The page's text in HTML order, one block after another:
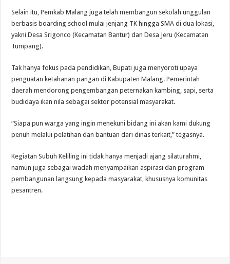
Selain itu, Pemkab Malang juga telah membangun sekolah unggulan
berbasis boarding school mulai jenjang TK hingga SMA di dua lokasi,
yakni Desa Srigonco (Kecamatan Bantur) dan Desa Jeru (Kecamatan
Tumpang).
Tak hanya fokus pada pendidikan, Bupati juga menyoroti upaya
penguatan ketahanan pangan di Kabupaten Malang. Pemerintah
daerah mendorong pengembangan peternakan kambing, sapi, serta
budidaya ikan nila sebagai sektor potensial masyarakat.
“Siapa pun warga yang ingin menekuni bidang ini akan kami dukung
penuh melalui pelatihan dan bantuan dari dinas terkait,” tegasnya.
Kegiatan Subuh Keliling ini tidak hanya menjadi ajang silaturahmi,
namun juga sebagai wadah menyampaikan aspirasi dan program
pembangunan langsung kepada masyarakat, khususnya komunitas
pesantren.